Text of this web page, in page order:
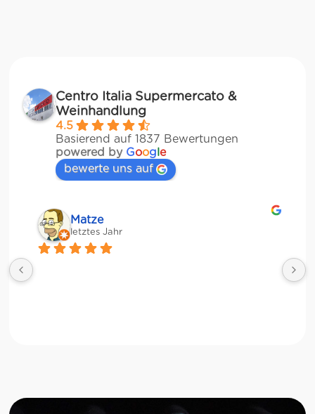
Centro Italia Supermercato &
Weinhandlung
4.5
Basierend auf 1837 Bewertungen
powered by Google
bewerte uns auf
Matze
letztes Jahr